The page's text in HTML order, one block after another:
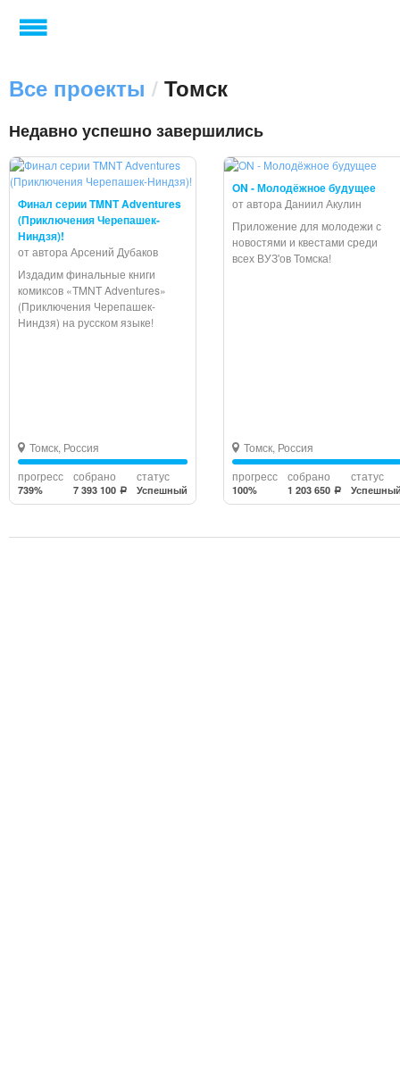
Все проекты / Томск
Недавно успешно завершились
Финал серии TMNT Adventures
(Приключения Черепашек-
Ниндзя)!
от автора Арсений Дубаков
Издадим финальные книги
комиксов «TMNT Adventures»
(Приключения Черепашек-
Ниндзя) на русском языке!
Томск, Россия
прогресс
739%
собрано
7 393 100 a
статус
Успешный
ON - Молодёжное будущее
от автора Даниил Акулин
Приложение для молодежи с
новостями и квестами среди
всех ВУЗ'ов Томска!
Томск, Россия
прогресс
100%
собрано
1 203 650 a
статус